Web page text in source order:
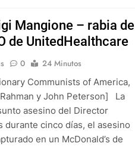
Mangione – rabia de
de UnitedHealthcare
0
24 Minutos
Communists of America,
y John Peterson] La
asesino del Director
durante cinco días, el asesino
en un McDonald’s de